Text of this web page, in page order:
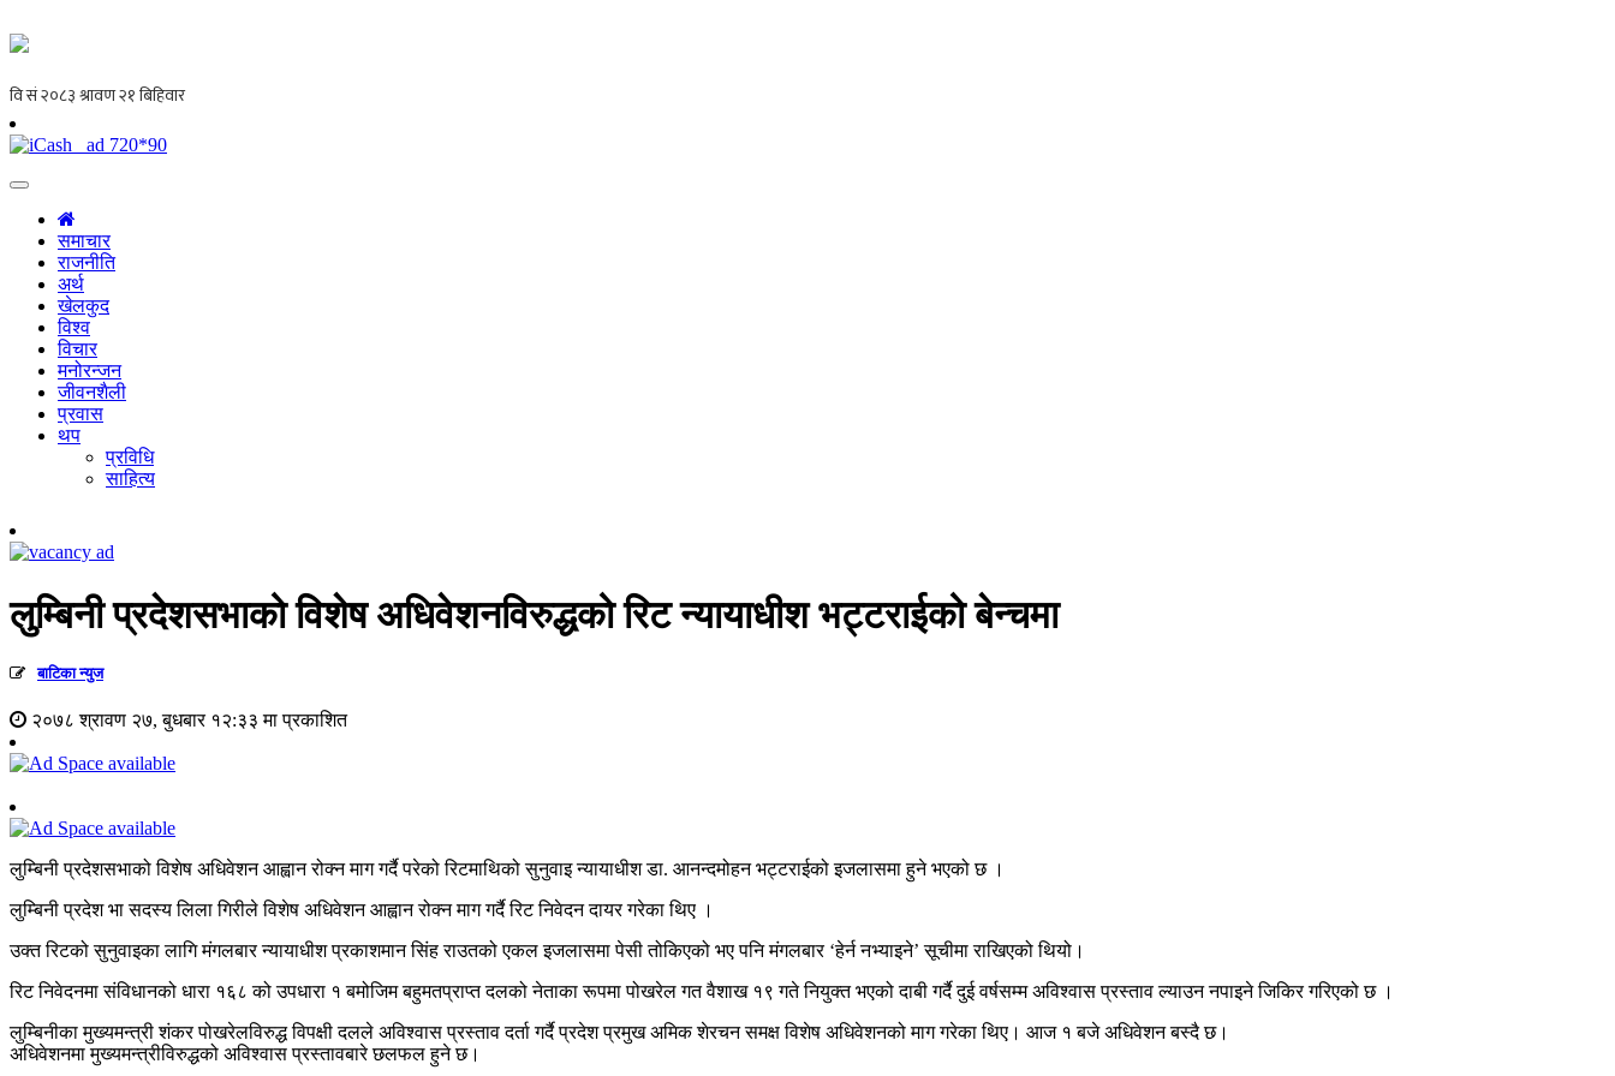
समाचार
राजनीति
अर्थ
खेलकुद
विश्व
विचार
मनोरन्जन
जीवनशैली
प्रवास
थप
प्रविधि
साहित्य
लुम्बिनी प्रदेशसभाको विशेष अधिवेशनविरुद्धको रिट न्यायाधीश भट्टराईको बेन्चमा
बाटिका न्युज
२०७८ श्रावण २७, बुधबार १२:३३ मा प्रकाशित
लुम्बिनी प्रदेशसभाको विशेष अधिवेशन आह्वान रोक्न माग गर्दै परेको रिटमाथिको सुनुवाइ न्यायाधीश डा. आनन्दमोहन भट्टराईको इजलासमा हुने भएको छ ।
लुम्बिनी प्रदेश भा सदस्य लिला गिरीले विशेष अधिवेशन आह्वान रोक्न माग गर्दै रिट निवेदन दायर गरेका थिए ।
उक्त रिटको सुनुवाइका लागि मंगलबार न्यायाधीश प्रकाशमान सिंह राउतको एकल इजलासमा पेसी तोकिएको भए पनि मंगलबार ‘हेर्न नभ्याइने’ सूचीमा राखिएको थियो।
रिट निवेदनमा संविधानको धारा १६८ को उपधारा १ बमोजिम बहुमतप्राप्त दलको नेताका रूपमा पोखरेल गत वैशाख १९ गते नियुक्त भएको दाबी गर्दै दुई वर्षसम्म अविश्वास प्रस्ताव ल्याउन नपाइने जिकिर गरिएको छ ।
लुम्बिनीका मुख्यमन्त्री शंकर पोखरेलविरुद्ध विपक्षी दलले अविश्वास प्रस्ताव दर्ता गर्दै प्रदेश प्रमुख अमिक शेरचन समक्ष विशेष अधिवेशनको माग गरेका थिए। आज १ बजे अधिवेशन बस्दै छ।
अधिवेशनमा मुख्यमन्त्रीविरुद्धको अविश्वास प्रस्तावबारे छलफल हुने छ।